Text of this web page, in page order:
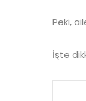
Peki,
İşte